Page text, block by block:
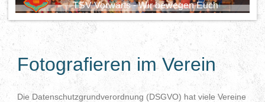
TSV Vorwärts - Wir bewegen Euch
Fotografieren im Verein
Die Datenschutzgrundverordnung (DSGVO) hat viele Vereine